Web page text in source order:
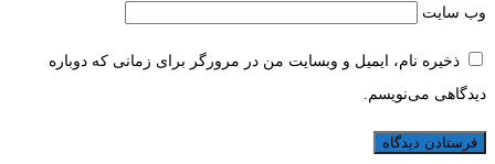
وب‌ سایت
ذخیره نام، ایمیل و وبسایت من در مرورگر برای زمانی که دوباره
دیدگاهی می‌نویسم.